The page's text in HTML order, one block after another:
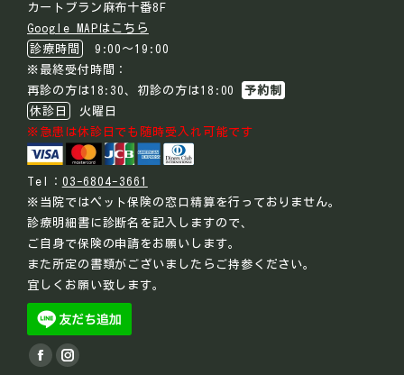
カートブラン麻布十番8F
Google MAPはこちら
診療時間
9:00～19:00
※最終受付時間：
再診の方は18:30、初診の方は18:00
予約制
休診日
火曜日
※急患は休診日でも随時受入れ可能です
Tel： 03-6804-3661
※当院ではペット保険の窓口精算を行っておりません。
診療明細書に診断名を記入しますので、
ご自身で保険の申請をお願いします。
また所定の書類がございましたらご持参ください。
宜しくお願い致します。
Find us on:
FacebookInstagram